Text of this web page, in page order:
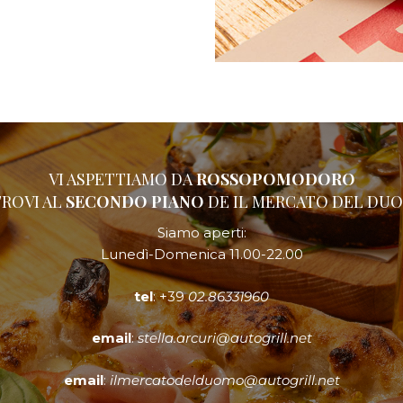
VI ASPETTIAMO DAROSSOPOMODORO
AL SECONDO PIANO DE IL MERCATO DEL
Siamo aperti:
Lunedì-Domenica 11.00-22.00
tel: +3902.86331960
email:stella.arcuri@autogrill.net
email:ilmercatodelduomo@autogrill.net